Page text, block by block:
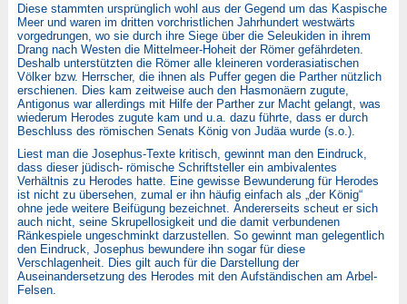
Diese stammten ursprünglich wohl aus der Gegend um das Kaspische
Meer und waren im dritten vorchristlichen Jahrhundert westwärts
vorgedrungen, wo sie durch ihre Siege über die Seleukiden in ihrem
Drang nach Westen die Mittelmeer-Hoheit der Römer gefährdeten.
Deshalb unterstützten die Römer alle kleineren vorderasiatischen
Völker bzw. Herrscher, die ihnen als Puffer gegen die Parther nützlich
erschienen. Dies kam zeitweise auch den Hasmonäern zugute,
Antigonus war allerdings mit Hilfe der Parther zur Macht gelangt, was
wiederum Herodes zugute kam und u.a. dazu führte, dass er durch
Beschluss des römischen Senats König von Judäa wurde (s.o.).
Liest man die Josephus-Texte kritisch, gewinnt man den Eindruck,
dass dieser jüdisch- römische Schriftsteller ein ambivalentes
Verhältnis zu Herodes hatte. Eine gewisse Bewunderung für Herodes
ist nicht zu übersehen, zumal er ihn häufig einfach als „der König“
ohne jede weitere Beifügung bezeichnet. Andererseits scheut er sich
auch nicht, seine Skrupellosigkeit und die damit verbundenen
Ränkespiele ungeschminkt darzustellen. So gewinnt man gelegentlich
den Eindruck, Josephus bewundere ihn sogar für diese
Verschlagenheit. Dies gilt auch für die Darstellung der
Auseinandersetzung des Herodes mit den Aufständischen am Arbel-
Felsen.